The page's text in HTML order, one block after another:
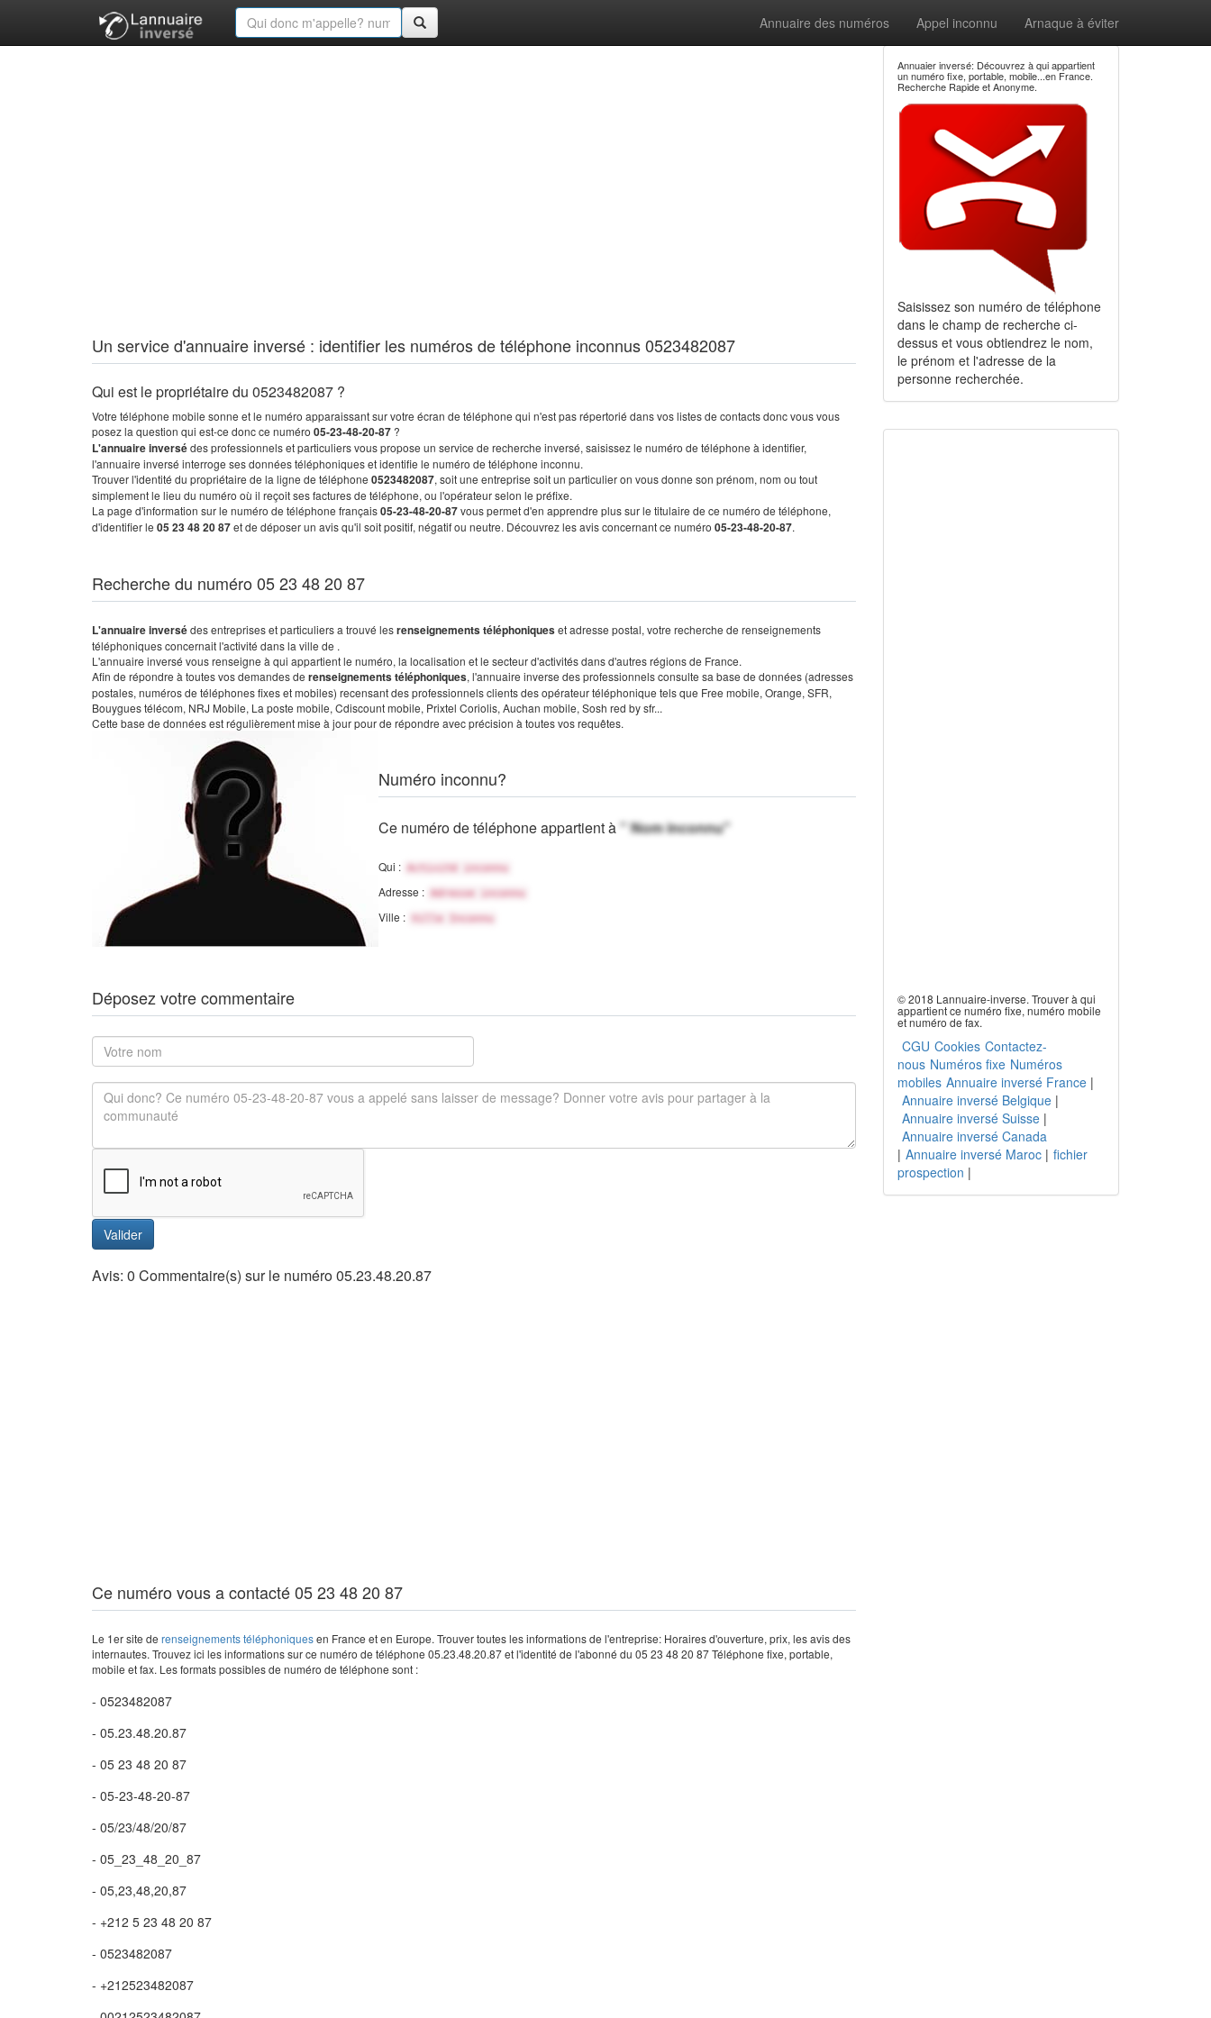
Annuaire des numéros Appel inconnu Arnaque à éviter
Un service d'annuaire inversé : identifier les numéros de téléphone inconnus 0523482087
Qui est le propriétaire du 0523482087 ?
Votre téléphone mobile sonne et le numéro apparaissant sur votre écran de téléphone qui n'est pas répertorié dans vos listes de contacts donc vous vous
posez la question qui est-ce donc ce numéro 05-23-48-20-87 ?
L'annuaire inversédes professionnels et particuliers vous propose un service de recherche inversé, saisissez le numéro de téléphone à identifier,
l'annuaire inversé interroge ses données téléphoniques et identifie le numéro de téléphone inconnu.
Trouver l'identité du propriétaire de la ligne de téléphone 0523482087, soit une entreprise soit un particulier on vous donne son prénom, nom ou tout
simplement le lieu du numéro où il reçoit ses factures de téléphone, ou l'opérateur selon le préfixe.
La page d'information sur le numéro de téléphone français05-23-48-20-87vous permet d'en apprendre plus sur le titulaire de ce numéro de téléphone,
d'identifier le 05 23 48 20 87et de déposer un avis qu'il soit positif, négatif ou neutre. Découvrez les avis concernant ce numéro 05-23-48-20-87.
Recherche du numéro 05 23 48 20 87
L'annuaire inversédes entreprises et particuliers a trouvé lesrenseignements téléphoniqueset adresse postal, votre recherche de renseignements
téléphoniques concernait l'activité dans la ville de .
L'annuaire inversé vous renseigne à qui appartient le numéro, la localisation et le secteur d'activités dans d'autres régions de France.
Afin de répondre à toutes vos demandes de renseignements téléphoniques, l'annuaire inverse des professionnels consulte sa base de données (adresses
postales, numéros de téléphones fixes et mobiles) recensant des professionnels clients des opérateur téléphonique tels que Free mobile, Orange, SFR,
Bouygues télécom, NRJ Mobile, La poste mobile, Cdiscount mobile, Prixtel Coriolis, Auchan mobile, Sosh red by sfr...
Cette base de données est régulièrement mise à jour pour de répondre avec précision à toutes vos requêtes.
Numéro inconnu?
Ce numéro de téléphone appartient à" Nom inconnu"
Qui : Activité inconnu
Adresse : Adresse inconnu
Ville : Ville Inconnu
Déposez votre commentaire
Valider
Avis: 0 Commentaire(s) sur le numéro 05.23.48.20.87
Ce numéro vous a contacté 05 23 48 20 87
Le 1er site de renseignements téléphoniquesen France et en Europe. Trouver toutes les informations de l'entreprise: Horaires d'ouverture, prix, les avis des
internautes. Trouvez ici les informations sur ce numéro de téléphone 05.23.48.20.87 et l'identité de l'abonné du 05 23 48 20 87 Téléphone fixe, portable,
mobile et fax. Les formats possibles de numéro de téléphone sont :
- 0523482087
- 05.23.48.20.87
- 05 23 48 20 87
- 05-23-48-20-87
- 05/23/48/20/87
- 05_23_48_20_87
- 05,23,48,20,87
- +212 5 23 48 20 87
- 0523482087
- +212523482087
Annuaier inversé: Découvrez à qui appartient
un numéro fixe, portable, mobile...en France.
Recherche Rapide et Anonyme.
Saisissez son numéro de téléphone
dans le champ de recherche ci-
dessus et vous obtiendrez le nom,
le prénom et l'adresse de la
personne recherchée.
© 2018 Lannuaire-inverse. Trouver à qui
appartient ce numéro fixe, numéro mobile
et numéro de fax.
CGU Cookies Contactez-
nous Numéros fixe Numéros
mobiles Annuaire inversé France|
Annuaire inversé Belgique|
Annuaire inversé Suisse|
Annuaire inversé Canada
| Annuaire inversé Maroc| fichier
prospection |